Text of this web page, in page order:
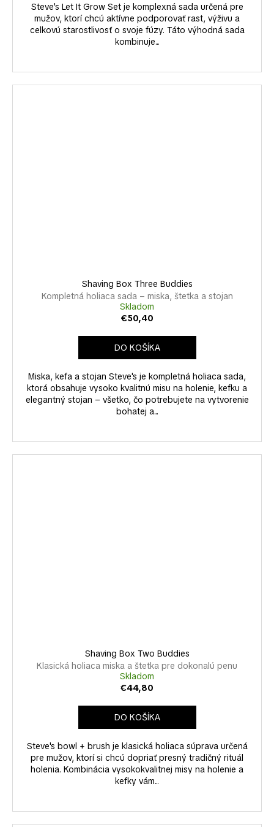
Steve's Let It Grow Set je komplexná sada určená pre
mužov, ktorí chcú aktívne podporovať rast, výživu a
celkovú starostlivosť o svoje fúzy. Táto výhodná sada
kombinuje...
Shaving Box Three Buddies
Kompletná holiaca sada – miska, štetka a stojan
Skladom
€50,40
DO KOŠÍKA
Miska, kefa a stojan Steve's je kompletná holiaca sada,
ktorá obsahuje vysoko kvalitnú misu na holenie, kefku a
elegantný stojan – všetko, čo potrebujete na vytvorenie
bohatej a...
Shaving Box Two Buddies
Klasická holiaca miska a štetka pre dokonalú penu
Skladom
€44,80
DO KOŠÍKA
Steve's bowl + brush je klasická holiaca súprava určená
pre mužov, ktorí si chcú dopriať presný tradičný rituál
holenia. Kombinácia vysokokvalitnej misy na holenie a
kefky vám...